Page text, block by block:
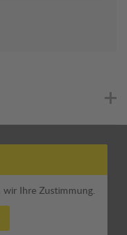
Ihre Zustimmung.